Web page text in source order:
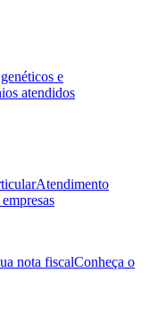
e
atendidos
Atendimento
nota fiscalConheça o